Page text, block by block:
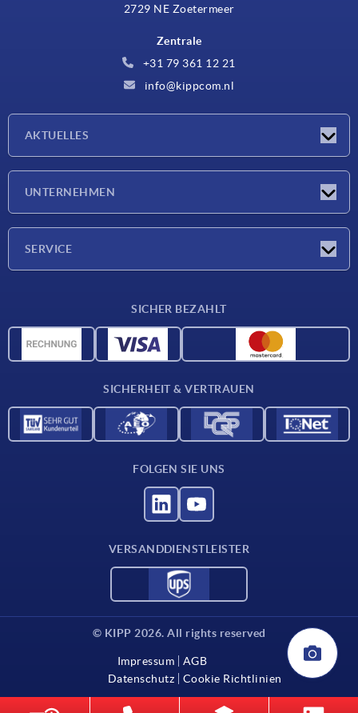
2729 NE Zoetermeer
Zentrale
+31 79 361 12 21
info@kippcom.nl
AKTUELLES
UNTERNEHMEN
SERVICE
CAD-Daten
SICHER BEZAHLT
SICHERHEIT & VERTRAUEN
FOLGEN SIE UNS
VERSANDDIENSTLEISTER
© KIPP 2026. All rights reserved
Impressum
AGB
Datenschutz
Cookie Richtlinien